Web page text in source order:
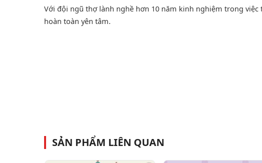
Với đội ngũ thợ lành nghề hơn 10 năm kinh nghiệm trong việc
hoàn toàn yên tâm.
SẢN PHẨM LIÊN QUAN